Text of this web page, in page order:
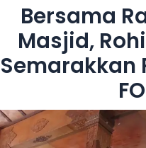
Bersama
Masjid,
Semarakkan